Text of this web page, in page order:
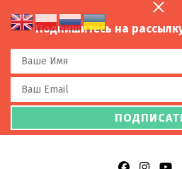
Подпишитесь на